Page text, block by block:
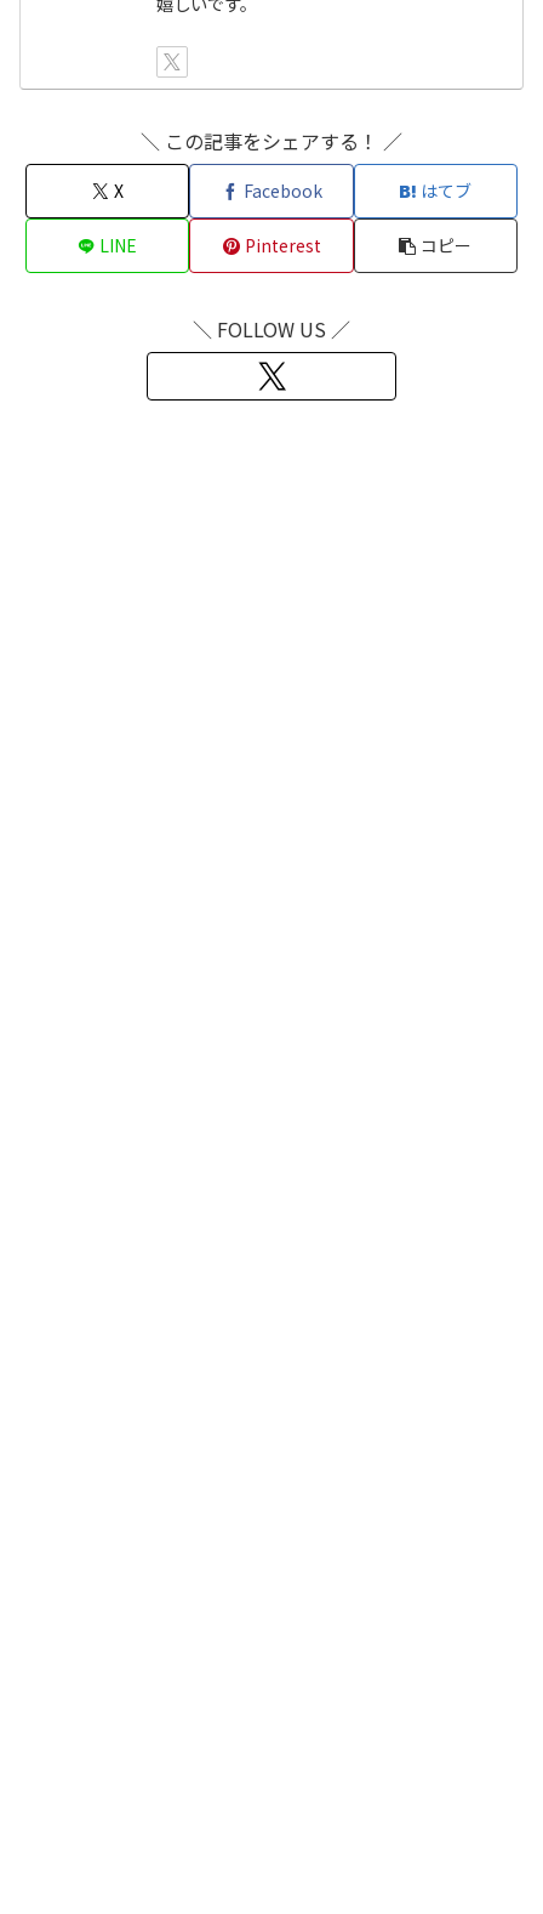
＼ この記事をシェアする！ ／
X Facebook はてブ
LINE Pinterest コピー
＼ FOLLOW US ／